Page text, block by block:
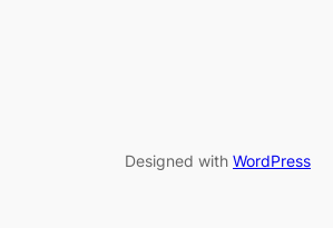
Designed with WordPress